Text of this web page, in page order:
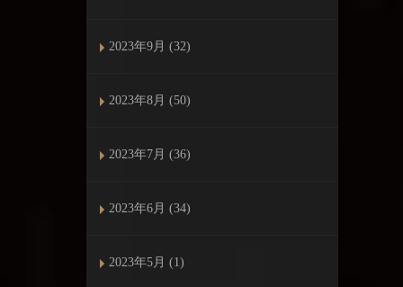
2023年9月 (32)
2023年8月 (50)
2023年7月 (36)
2023年6月 (34)
2023年5月 (1)